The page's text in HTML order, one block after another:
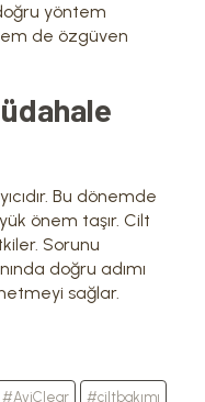
yöntem
de özgüven
Bu dönemde
önem taşır. Cilt
Sorunu
doğru adımı
sağlar.
#AviClear #ciltbakımı